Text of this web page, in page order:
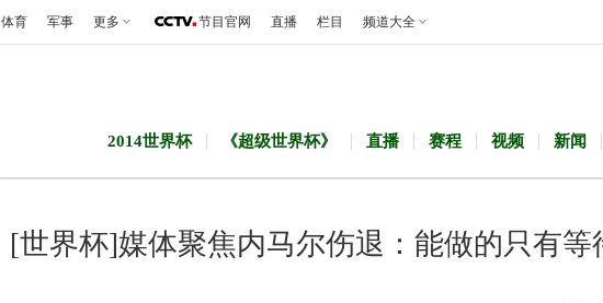
体育 军事 更多 节目官网 直播 栏目 频道大全
2014世界杯 《超级世界杯》 直播 赛程 视频 新闻
[世界杯]媒体聚焦内马尔伤退：能做的只有等